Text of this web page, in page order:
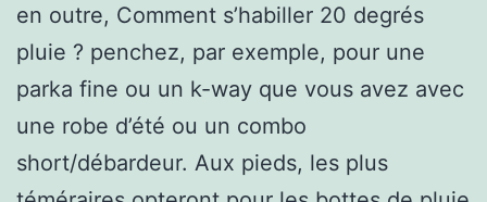
en outre, Comment s’habiller 20 degrés
pluie ? penchez, par exemple, pour une
parka fine ou un k-way que vous avez avec
une robe d’été ou un combo
short/débardeur. Aux pieds, les plus